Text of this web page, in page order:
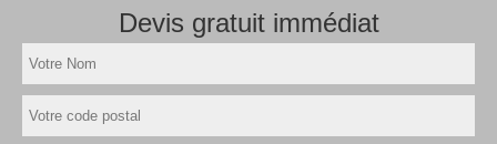
Devis gratuit immédiat